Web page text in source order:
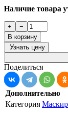
Наличие товара
+
−
В корзину
Узнать цену
Поделиться
Дополнительно
Категория